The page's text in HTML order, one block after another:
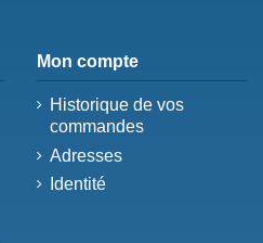
Mon compte
Historique de vos
commandes
Adresses
Identité